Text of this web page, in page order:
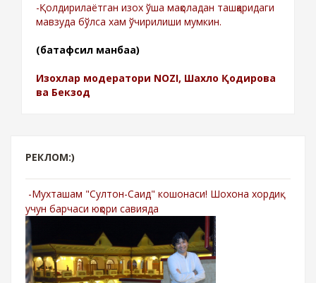
-Қолдирилаётган изох ўша мақоладан ташқаридаги
мавзуда бўлса хам ўчирилиши мумкин.
(батафсил манбаа)
Изохлар модератори NOZI, Шахло Қодирова
ва Бекзод
РЕКЛОМ:)
-Мухташам "Султон-Саид" кошонаси! Шохона хордиқ
учун барчаси юқори савияда